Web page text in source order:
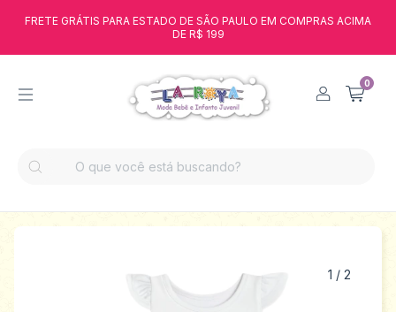
FRETE GRÁTIS PARA ESTADO DE SÃO PAULO EM COMPRAS ACIMA
DE R$ 199
0
1 / 2